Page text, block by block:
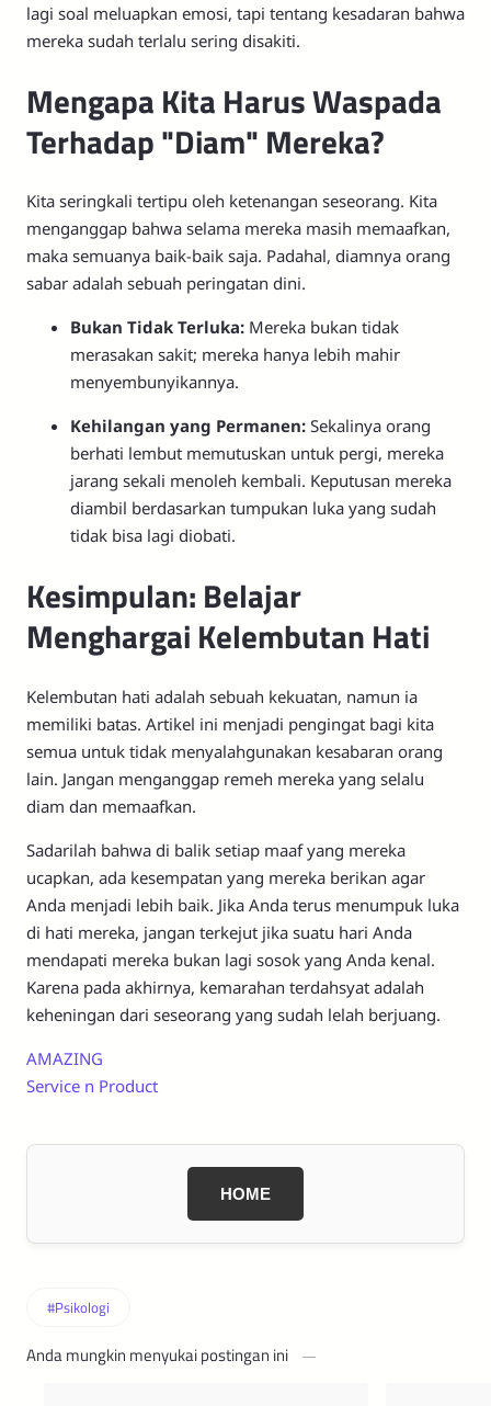
lagi soal meluapkan emosi, tapi tentang kesadaran bahwa
mereka sudah terlalu sering disakiti.
Mengapa Kita Harus Waspada
Terhadap "Diam" Mereka?
Kita seringkali tertipu oleh ketenangan seseorang. Kita
menganggap bahwa selama mereka masih memaafkan,
maka semuanya baik-baik saja. Padahal, diamnya orang
sabar adalah sebuah peringatan dini.
Bukan Tidak Terluka: Mereka bukan tidak
merasakan sakit; mereka hanya lebih mahir
menyembunyikannya.
Kehilangan yang Permanen: Sekalinya orang
berhati lembut memutuskan untuk pergi, mereka
jarang sekali menoleh kembali. Keputusan mereka
diambil berdasarkan tumpukan luka yang sudah
tidak bisa lagi diobati.
Kesimpulan: Belajar
Menghargai Kelembutan Hati
Kelembutan hati adalah sebuah kekuatan, namun ia
memiliki batas. Artikel ini menjadi pengingat bagi kita
semua untuk tidak menyalahgunakan kesabaran orang
lain. Jangan menganggap remeh mereka yang selalu
diam dan memaafkan.
Sadarilah bahwa di balik setiap maaf yang mereka
ucapkan, ada kesempatan yang mereka berikan agar
Anda menjadi lebih baik. Jika Anda terus menumpuk luka
di hati mereka, jangan terkejut jika suatu hari Anda
mendapati mereka bukan lagi sosok yang Anda kenal.
Karena pada akhirnya, kemarahan terdahsyat adalah
keheningan dari seseorang yang sudah lelah berjuang.
AMAZING
Service n Product
HOME
Anda mungkin menyukai postingan ini